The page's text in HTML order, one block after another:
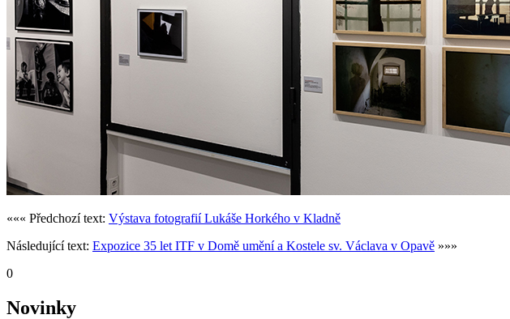
««« Předchozí text: Výstava fotografií Lukáše Horkého v Kladně
Následující text: Expozice 35 let ITF v Domě umění a Kostele sv. Václava v Opavě »»»
0
Novinky